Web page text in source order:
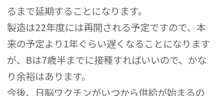
るまで延期することになります。
製造は22年度には再開される予定ですので、本
来の予定より1年ぐらい遅くなることになります
が、Bは7歳半までに接種すればいいので、かな
り余裕はあります。
今後、日脳ワクチンがいつから供給が始まるの